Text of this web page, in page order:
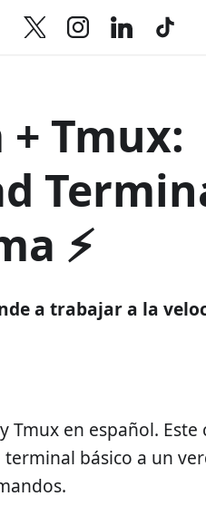
Tmux:
⚡️
a trabajar a la
en español. Este
básico a un